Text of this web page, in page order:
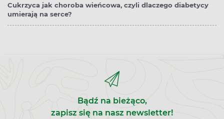
Cukrzyca jak choroba wieńcowa, czyli dlaczego diabetycy
umierają na serce?
Bądź na bieżąco,
zapisz się na nasz newsletter!